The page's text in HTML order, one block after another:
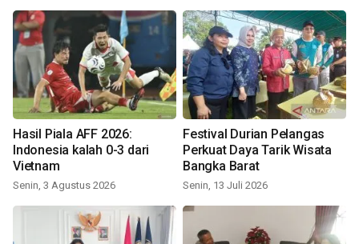
Hasil Piala AFF 2026:
Indonesia kalah 0-3 dari
Vietnam
Senin, 3 Agustus 2026
Festival Durian Pelangas
Perkuat Daya Tarik Wisata
Bangka Barat
Senin, 13 Juli 2026